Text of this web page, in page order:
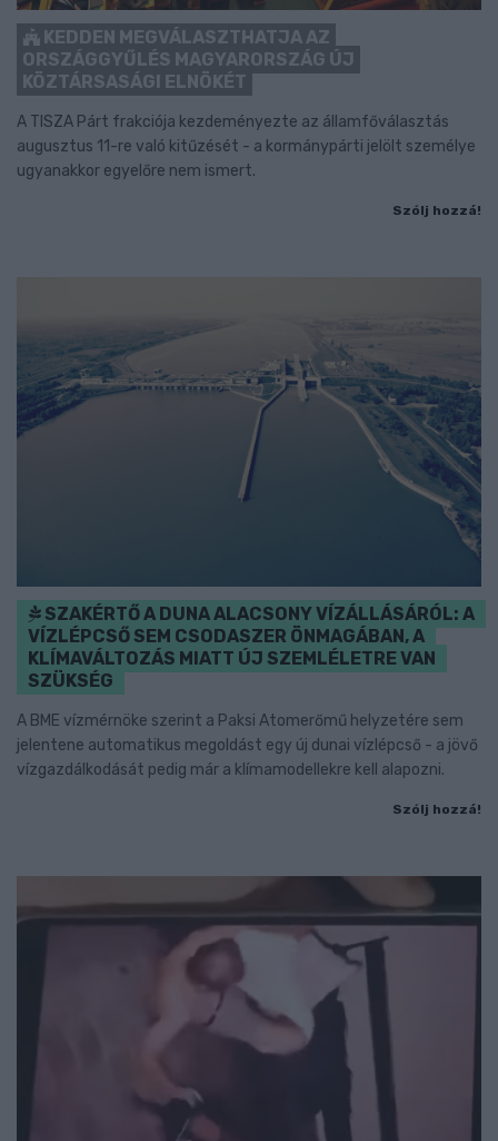
KEDDEN MEGVÁLASZTHATJA AZ
ORSZÁGGYŰLÉS MAGYARORSZÁG ÚJ
KÖZTÁRSASÁGI ELNÖKÉT
A TISZA Párt frakciója kezdeményezte az államfőválasztás
augusztus 11-re való kitűzését - a kormánypárti jelölt személye
ugyanakkor egyelőre nem ismert.
Szólj hozzá!
SZAKÉRTŐ A DUNA ALACSONY VÍZÁLLÁSÁRÓL: A
VÍZLÉPCSŐ SEM CSODASZER ÖNMAGÁBAN, A
KLÍMAVÁLTOZÁS MIATT ÚJ SZEMLÉLETRE VAN
SZÜKSÉG
A BME vízmérnöke szerint a Paksi Atomerőmű helyzetére sem
jelentene automatikus megoldást egy új dunai vízlépcső - a jövő
vízgazdálkodását pedig már a klímamodellekre kell alapozni.
Szólj hozzá!